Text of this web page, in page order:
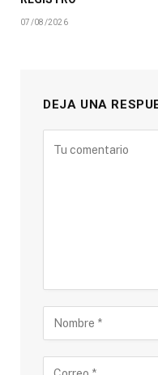
07/08/2026
DEJA UNA